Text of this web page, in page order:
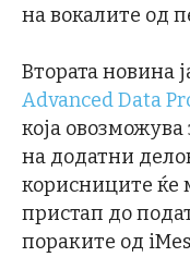
на вокалите од
Втората новина
Advanced Data
која
на додатни
корисниците ќе
пристап до
пораките од